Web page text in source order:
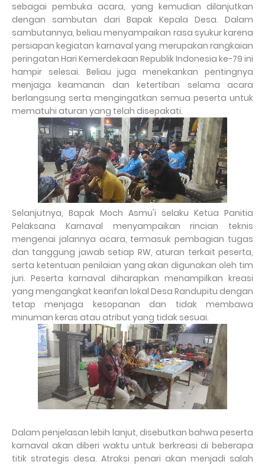
sebagai pembuka acara, yang kemudian dilanjutkan
dengan sambutan dari Bapak Kepala Desa. Dalam
sambutannya, beliau menyampaikan rasa syukur karena
persiapan kegiatan karnaval yang merupakan rangkaian
peringatan Hari Kemerdekaan Republik Indonesia ke-79 ini
hampir selesai. Beliau juga menekankan pentingnya
menjaga keamanan dan ketertiban selama acara
berlangsung serta mengingatkan semua peserta untuk
mematuhi aturan yang telah disepakati.
Selanjutnya, Bapak Moch Asmu'i selaku Ketua Panitia
Pelaksana Karnaval menyampaikan rincian teknis
mengenai jalannya acara, termasuk pembagian tugas
dan tanggung jawab setiap RW, aturan terkait peserta,
serta ketentuan penilaian yang akan digunakan oleh tim
juri. Peserta karnaval diharapkan menampilkan kreasi
yang mengangkat kearifan lokal Desa Randupitu dengan
tetap menjaga kesopanan dan tidak membawa
minuman keras atau atribut yang tidak sesuai.
Dalam penjelasan lebih lanjut, disebutkan bahwa peserta
karnaval akan diberi waktu untuk berkreasi di beberapa
titik strategis desa. Atraksi penari akan menjadi salah